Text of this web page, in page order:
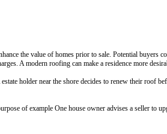
the value of homes prior to sale. Potential buyers
A modern roofing can make a residence more
holder near the shore decides to renew their roof
of example One house owner advises a seller to